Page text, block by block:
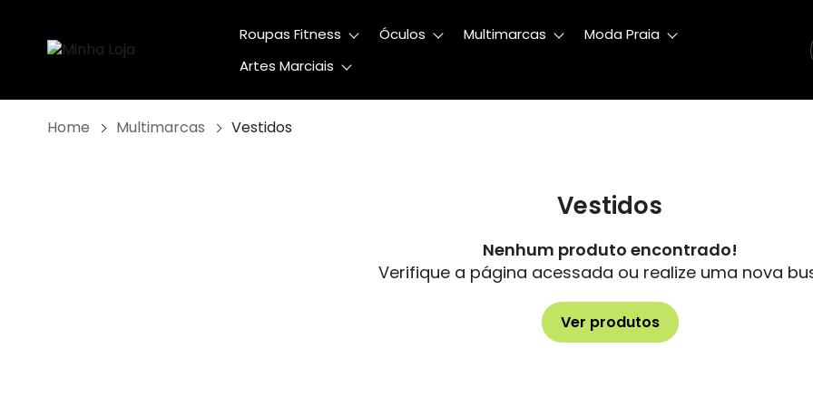
Roupas Fitness Óculos Multimarcas
Moda Praia
Artes Marciais
Home Multimarcas Vestidos
Vestidos
Nenhum produto encontrado!
Verifique a página acessada ou realize uma nova
Ver produtos